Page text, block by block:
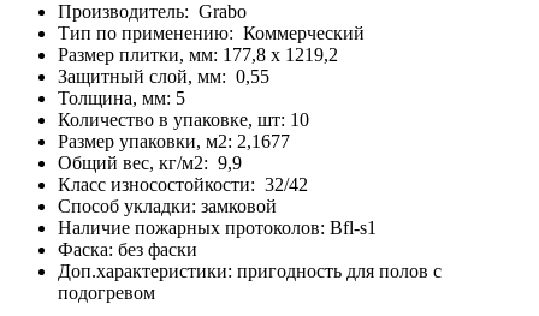
Производитель: Grabo
Тип по применению: Коммерческий
Размер плитки, мм: 177,8 х 1219,2
Защитный слой, мм: 0,55
Толщина, мм: 5
Количество в упаковке, шт: 10
Размер упаковки, м2: 2,1677
Общий вес, кг/м2: 9,9
Класс износостойкости: 32/42
Способ укладки: замковой
Наличие пожарных протоколов: Bfl-s1
Фаска: без фаски
Доп.характеристики: пригодность для полов с
подогревом